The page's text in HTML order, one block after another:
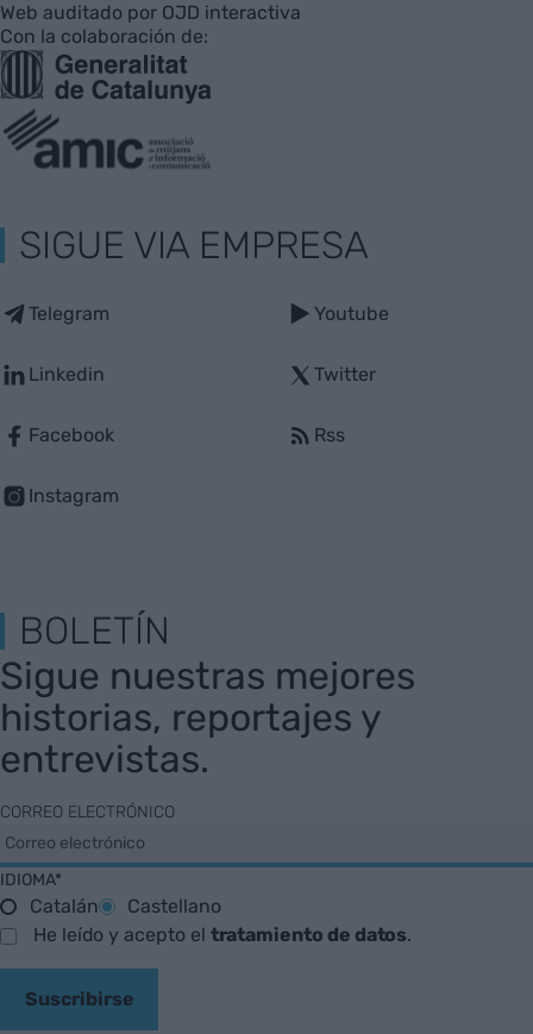
Web auditado por OJD interactiva
Con la colaboración de:
SIGUE VIA EMPRESA
Telegram
Linkedin
Facebook
Instagram
Youtube
Twitter
Rss
BOLETÍN
Sigue nuestras mejores
historias, reportajes y
entrevistas.
CORREO ELECTRÓNICO
IDIOMA*
Catalán
Castellano
He leído y acepto el tratamiento de datos.
Suscribirse